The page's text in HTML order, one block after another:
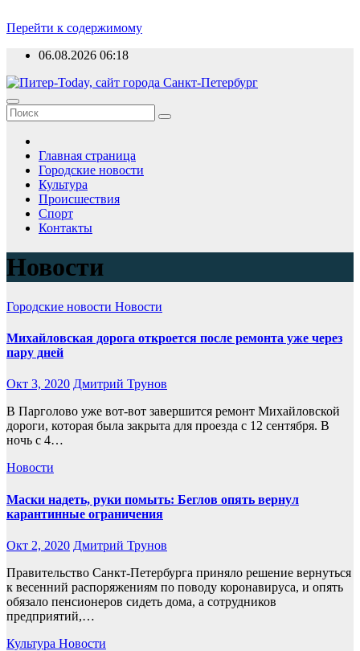
Перейти к содержимому
06.08.2026 06:18
Главная страница
Городские новости
Культура
Происшествия
Спорт
Контакты
Новости
Городские новости Новости
Михайловская дорога откроется после ремонта уже через
пару дней
Окт 3, 2020 Дмитрий Трунов
В Парголово уже вот-вот завершится ремонт Михайловской
дороги, которая была закрыта для проезда с 12 сентября. В
ночь с 4…
Новости
Маски надеть, руки помыть: Беглов опять вернул
карантинные ограничения
Окт 2, 2020 Дмитрий Трунов
Правительство Санкт-Петербурга приняло решение вернуться
к весенний распоряжениям по поводу коронавируса, и опять
обязало пенсионеров сидеть дома, а сотрудников
предприятий,…
Культура Новости